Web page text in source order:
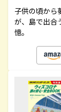
子供の頃から
が、島で出合
憶。